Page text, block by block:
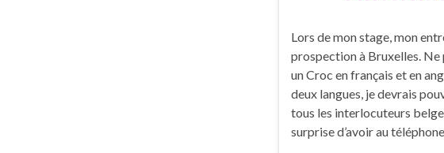
Lors de mon stage, mon
prospection à Bruxelles. Ne
un Croc en français et en
deux langues, je devrais
tous les interlocuteurs
surprise d’avoir au téléphone